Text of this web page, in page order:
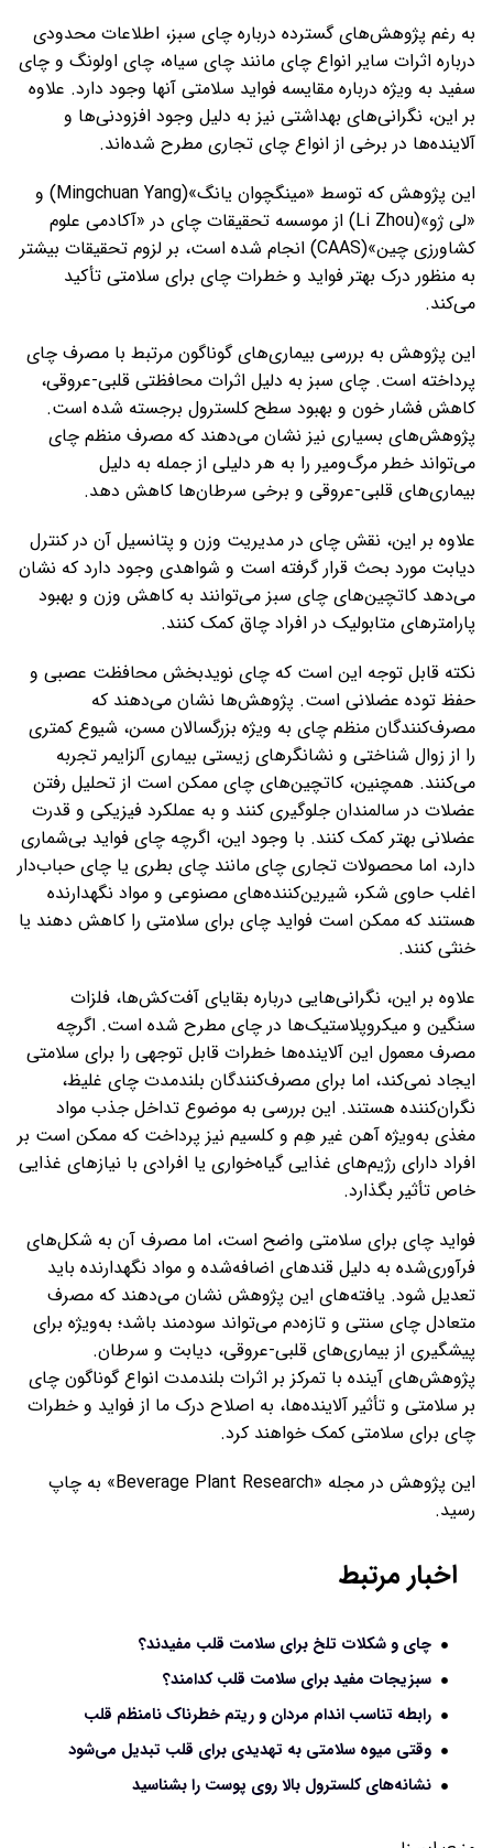
به رغم پژوهش‌های گسترده درباره چای سبز، اطلاعات محدودی
درباره اثرات سایر انواع چای مانند چای سیاه، چای اولونگ و چای
سفید به ویژه درباره مقایسه‌ فواید سلامتی آنها وجود دارد. علاوه
بر این، نگرانی‌های بهداشتی نیز به دلیل وجود افزودنی‌ها و
آلاینده‌ها در برخی از انواع چای تجاری مطرح شده‌اند.
این پژوهش که توسط «مینگچوان یانگ»(Mingchuan Yang) و
«لی ژو»(Li Zhou) از موسسه تحقیقات چای در «آکادمی علوم
کشاورزی چین»(CAAS) انجام شده است، بر لزوم تحقیقات بیشتر
به منظور درک بهتر فواید و خطرات چای برای سلامتی تأکید
می‌کند.
این پژوهش به بررسی بیماری‌های گوناگون مرتبط با مصرف چای
پرداخته است. چای سبز به دلیل اثرات محافظتی قلبی-عروقی،
کاهش فشار خون و بهبود سطح کلسترول برجسته شده است.
پژوهش‌های بسیاری نیز نشان می‌دهند که مصرف منظم چای
می‌تواند خطر مرگ‌ومیر را به هر دلیلی از جمله به دلیل
بیماری‌های قلبی-عروقی و برخی سرطان‌ها کاهش دهد.
علاوه بر این، نقش چای در مدیریت وزن و پتانسیل آن در کنترل
دیابت مورد بحث قرار گرفته است و شواهدی وجود دارد که نشان
می‌دهد کاتچین‌های چای سبز می‌توانند به کاهش وزن و بهبود
پارامترهای متابولیک در افراد چاق کمک کنند.
نکته قابل توجه این است که چای نویدبخش محافظت عصبی و
حفظ توده عضلانی است. پژوهش‌ها نشان می‌دهند که
مصرف‌کنندگان منظم چای به‌ ویژه بزرگسالان مسن، شیوع کمتری
را از زوال شناختی و نشانگرهای زیستی بیماری آلزایمر تجربه
می‌کنند. همچنین، کاتچین‌های چای ممکن است از تحلیل رفتن
عضلات در سالمندان جلوگیری کنند و به عملکرد فیزیکی و قدرت
عضلانی بهتر کمک کنند. با وجود این، اگرچه چای فواید بی‌شماری
دارد، اما محصولات تجاری چای مانند چای بطری یا چای حباب‌دار
اغلب حاوی شکر، شیرین‌کننده‌های مصنوعی و مواد نگهدارنده
هستند که ممکن است فواید چای برای سلامتی را کاهش دهند یا
خنثی کنند.
علاوه بر این، نگرانی‌هایی درباره بقایای آفت‌کش‌ها، فلزات
سنگین و میکروپلاستیک‌ها در چای مطرح شده است. اگرچه
مصرف معمول این آلاینده‌ها خطرات قابل توجهی را برای سلامتی
ایجاد نمی‌کند، اما برای مصرف‌کنندگان بلندمدت چای غلیظ،
نگران‌کننده هستند. این بررسی به موضوع تداخل جذب مواد
مغذی به‌ویژه آهن غیر هِم و کلسیم نیز پرداخت که ممکن است بر
افراد دارای رژیم‌های غذایی گیاه‌خواری یا افرادی با نیازهای غذایی
خاص تأثیر بگذارد.
فواید چای برای سلامتی واضح است، اما مصرف آن به شکل‌های
فرآوری‌شده به دلیل قندهای اضافه‌شده و مواد نگهدارنده باید
تعدیل شود. یافته‌های این پژوهش نشان می‌دهند که مصرف
متعادل چای سنتی و تازه‌دم می‌تواند سودمند باشد؛ به‌ویژه برای
پیشگیری از بیماری‌های قلبی-عروقی، دیابت و سرطان.
پژوهش‌های آینده با تمرکز بر اثرات بلندمدت انواع گوناگون چای
بر سلامتی و تأثیر آلاینده‌ها، به اصلاح درک ما از فواید و خطرات
چای برای سلامتی کمک خواهند کرد.
این پژوهش در مجله «Beverage Plant Research» به چاپ
رسید.
اخبار مرتبط
چای و شکلات تلخ برای سلامت قلب مفیدند؟
سبزیجات مفید برای سلامت قلب کدامند؟
رابطه تناسب اندام مردان و ریتم خطرناک نامنظم قلب
وقتی میوه سلامتی به تهدیدی برای قلب تبدیل می‌شود
نشانه‌های کلسترول بالا روی پوست را بشناسید